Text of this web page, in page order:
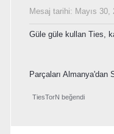
Mesaj tarihi: Mayıs 30,
Güle güle kullan Ties,
Parçaları Almanya'dan
TiesTorN beğendi